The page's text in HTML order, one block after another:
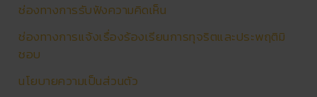
ช่องทางการรับฟังความคิดเห็น
ช่องทางการแจ้งเรื่องร้องเรียนการทุจริตและประพฤติมิ
ชอบ
นโยบายความเป็นส่วนตัว